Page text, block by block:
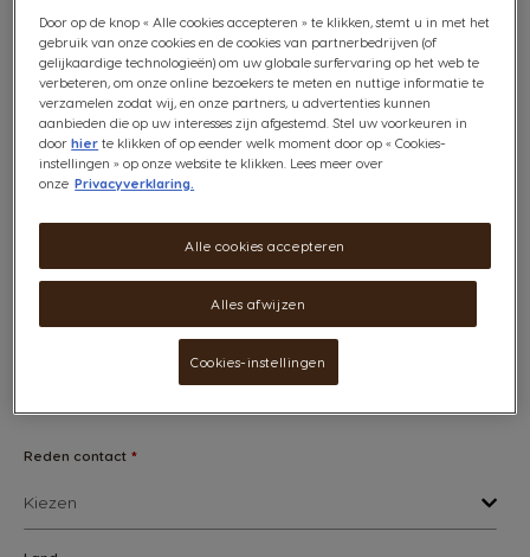
Reden contact *
Door op de knop « Alle cookies accepteren » te klikken, stemt u in met het
gebruik van onze cookies en de cookies van partnerbedrijven (of
gelijkaardige technologieën) om uw globale surfervaring op het web te
verbeteren, om onze online bezoekers te meten en nuttige informatie te
verzamelen zodat wij, en onze partners, u advertenties kunnen
aanbieden die op uw interesses zijn afgestemd. Stel uw voorkeuren in
doorhier te klikken of op eender welk moment door op « Cookies-
instellingen » op onze website te klikken. Lees meer over
onze Privacyverklaring.
Alles afwijzen
Alle cookies accepteren
Cookies-instellingen